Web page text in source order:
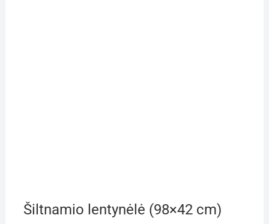
Šiltnamio lentynėlė (98×42 cm)